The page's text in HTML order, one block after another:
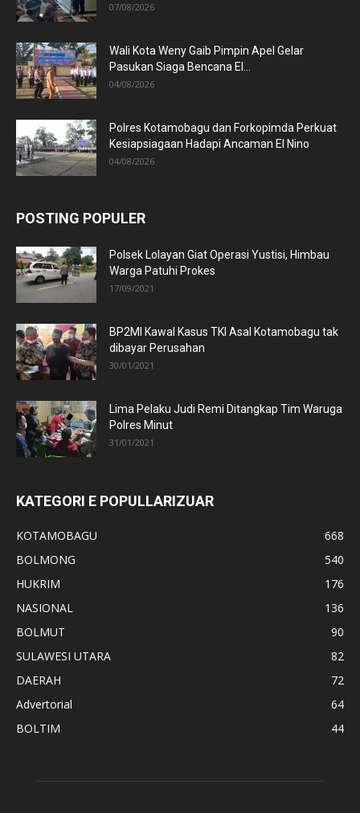
07/08/2026
Wali Kota Weny Gaib Pimpin Apel Gelar
Pasukan Siaga Bencana El...
04/08/2026
Polres Kotamobagu dan Forkopimda Perkuat
Kesiapsiagaan Hadapi Ancaman El Nino
04/08/2026
POSTING POPULER
Polsek Lolayan Giat Operasi Yustisi, Himbau
Warga Patuhi Prokes
17/09/2021
BP2MI Kawal Kasus TKI Asal Kotamobagu tak
dibayar Perusahan
30/01/2021
Lima Pelaku Judi Remi Ditangkap Tim Waruga
Polres Minut
31/01/2021
KATEGORI E POPULLARIZUAR
KOTAMOBAGU
668
BOLMONG
540
HUKRIM
176
NASIONAL
136
BOLMUT
90
SULAWESI UTARA
82
DAERAH
72
Advertorial
64
BOLTIM
44